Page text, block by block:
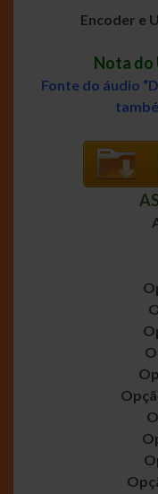
Encoder e
Nota do
Fonte do áudio